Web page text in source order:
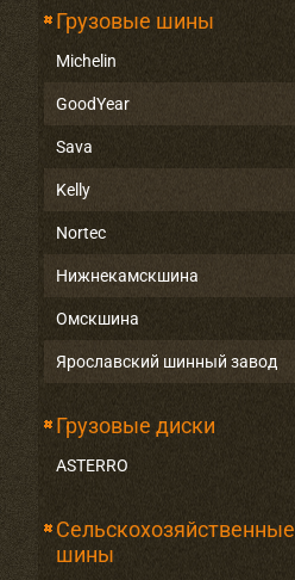
Грузовые шины
Michelin
GoodYear
Sava
Kelly
Nortec
Нижнекамскшина
Омскшина
Ярославский шинный завод
Грузовые диски
ASTERRO
Сельскохозяйственные
шины